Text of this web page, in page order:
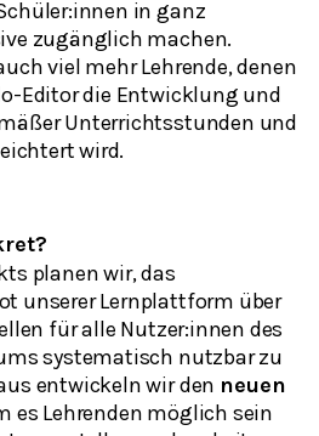
in ganz
zugänglich machen.
viel mehr Lehrende, denen
Editor die Entwicklung und
Unterrichtsstunden und
wird.
planen wir, das
unserer Lernplattform über
für alle Nutzer:innen des
systematisch nutzbar zu
entwickeln wir den neuen
es Lehrenden möglich sein